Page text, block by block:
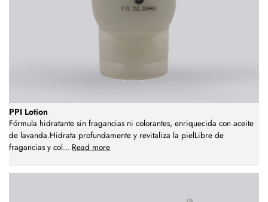
PPI Lotion
Fórmula hidratante sin fragancias ni colorantes, enriquecida con aceite
de lavanda.Hidrata profundamente y revitaliza la pielLibre de
fragancias y col... Read more